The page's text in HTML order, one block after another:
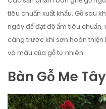
tiêu chuẩn xuất khẩu. Gỗ sau
ngày để đạt độ ẩm tiêu
càng trước khi sơn hoàn thiện
và màu của gỗ tự nhiên.
Bàn Gỗ Me